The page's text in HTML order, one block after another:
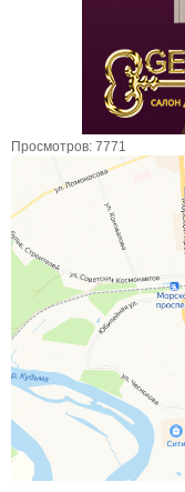
Просмотров: 7771